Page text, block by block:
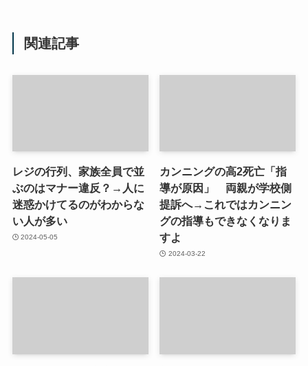
関連記事
レジの行列、家族全員で並
ぶのはマナー違反？→人に
迷惑かけてるのがわからな
い人が多い
2024-05-05
カンニングの高2死亡「指
導が原因」 両親が学校側
提訴へ→これではカンニン
グの指導もできなくなりま
すよ
2024-03-22